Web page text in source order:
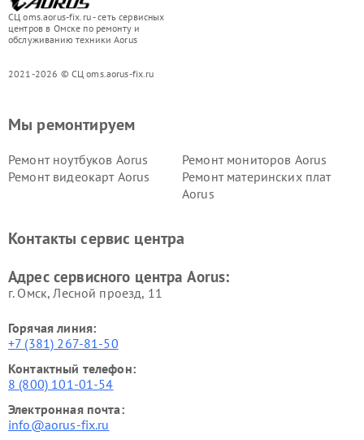
СЦ oms.aorus-fix.ru - сеть сервисных
центров в Омске по ремонту и
обслуживанию техники Aorus
2021-2026 © СЦ oms.aorus-fix.ru
Мы ремонтируем
Ремонт ноутбуков Aorus
Ремонт мониторов Aorus
Ремонт видеокарт Aorus
Ремонт материнских плат
Aorus
Контакты сервис центра
Адрес сервисного центра Aorus:
г. Омск, ​Лесной проезд, 11
Горячая линия:
+7 (381) 267-81-50
Контактный телефон:
8 (800) 101-01-54
Электронная почта:
info@aorus-fix.ru